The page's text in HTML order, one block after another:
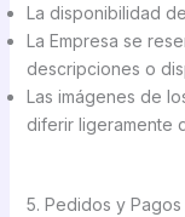
La disponibilidad
La Empresa se
descripciones o
Las imágenes de
diferir ligeramente
5. Pedidos y Pagos